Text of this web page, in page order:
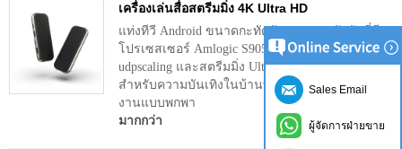
เครื่องเล่นสื่อสตรีมมิ่ง 4K Ultra HD
แท่งทีวี Android ขนาดกะทัดรัดขนาดกะทัดรัดที่มี
โปรเซสเซอร์ Amlogic S905x5m, Android 14, AI
udpscaling และสตรีมมิ่ง Ultra HD 4K เหมาะ
สำหรับความบันเทิงในบ้านที่ไร้รอยต่อหรือการใช้
งานแบบพกพา
มากกว่า
Sales Email
ผู้จัดการฝ่ายขาย